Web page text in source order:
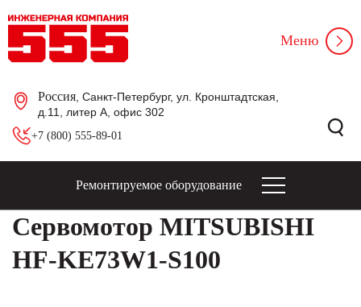
Россия , Санкт-Петербург, ул. Кронштадтская,
д.11, литер А, офис 302
+7 (800) 555-89-01
Меню
Ремонтируемое оборудование
Сервомотор MITSUBISHI
HF-KE73W1-S100